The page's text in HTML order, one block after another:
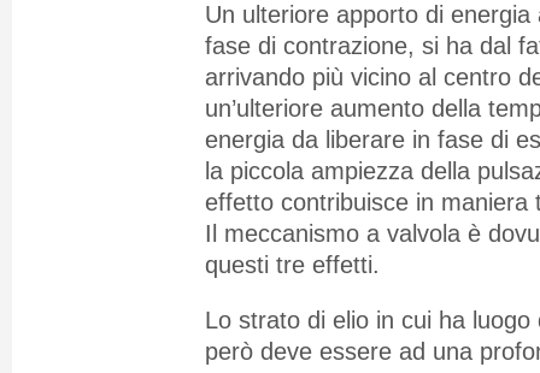
Un ulteriore apporto di energia
fase di contrazione, si ha dal
arrivando più vicino al centro
un’ulteriore aumento della
energia da liberare in fase di
la piccola ampiezza della
effetto contribuisce in maniera
Il meccanismo a valvola è
questi tre effetti.
Lo strato di elio in cui ha
però deve essere ad una